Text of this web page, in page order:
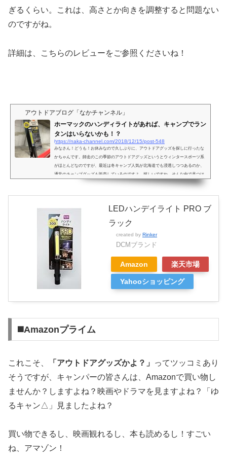
ぎるくらい。これは、高さとか向きを調整すると問題ない
のですがね。
詳細は、こちらのレビューをご参照くださいね！
アウトドアブログ「なかチャンネル」
ホーマックのハンディライトがあれば、キャンプでラン
タンはいらないかも！？
https://naka-channel.com/2018/12/15/post-548
みなさん！どうも！お休みなので久しぶりに、アウトドアグッズを探しに行ったな
かちゃんです。師走のこの季節のアウトドアグッズというとウィンタースポーツ系
がほとんどなのですが、最近は冬キャンプ人気が北海道でも浸透しつつあるのか、
通常のキャンプグッズも販売しているのですよ。嬉しいですね。そんな中で見つけ
たキャンプグッズ？を紹介しましょう！みんな、ランタンってどんなの使ってる
LEDハンデイライト PRO ブ
ラック
created by Rinker
DCMブランド
Amazon 楽天市場
Yahooショッピング
◼️Amazonプライム
これこそ、 「アウトドアグッズかよ？」
ってツッコミあり
そうですが、キャンパーの皆さんは、Amazonで買い物し
ませんか？しますよね？映画やドラマを見ますよね？
「ゆ
るキャン△」見ましたよね？
買い物できるし、映画観れるし、本も読めるし！すごい
ね、アマゾン！